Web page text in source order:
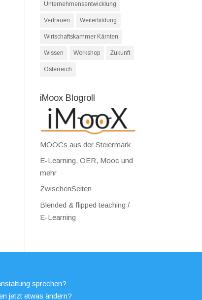
Unternehmensentwicklung
Vertrauen Weiterbildung
Wirtschaftskammer Kärnten
Wissen Workshop Zukunft
Österreich
iMoox Blogroll
MOOCs aus der Steiermark
E-Learning, OER, Mooc und
mehr
ZwischenSeiten
Blended & flipped teaching /
E-Learning
sprechen?
jetzt etwas ändern?